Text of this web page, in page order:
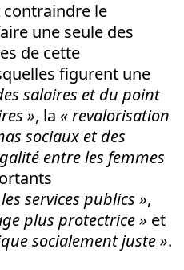
le
une seule des
de cette
figurent une
salaires et du point
», la « revalorisation
sociaux et des
entre les femmes
services publics »,
plus protectrice » et
socialement juste ».